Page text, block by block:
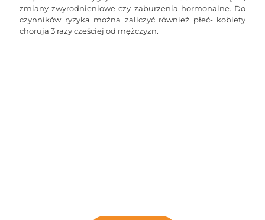
zmiany zwyrodnieniowe czy zaburzenia hormonalne. Do
czynników ryzyka można zaliczyć również płeć- kobiety
chorują 3 razy częściej od mężczyzn.